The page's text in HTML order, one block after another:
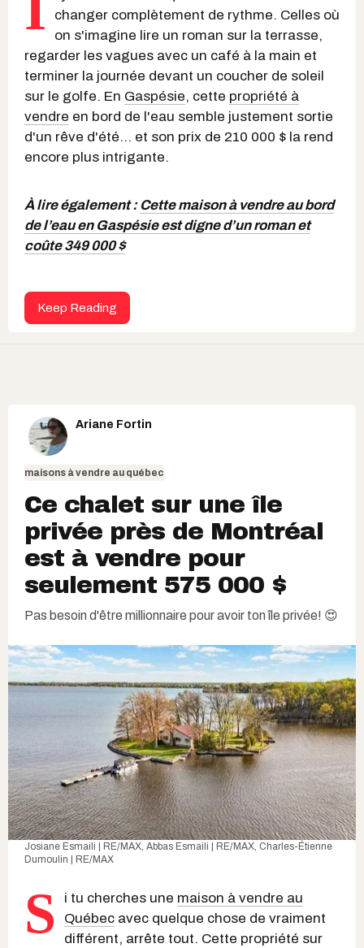
changer complètement de rythme. Celles où
on s'imagine lire un roman sur la terrasse,
regarder les vagues avec un café à la main et
terminer la journée devant un coucher de soleil
sur le golfe. En Gaspésie, cette propriété à
vendre en bord de l'eau semble justement sortie
d'un rêve d'été... et son prix de 210 000 $ la rend
encore plus intrigante.
À lire également : Cette maison à vendre au bord
de l’eau en Gaspésie est digne d’un roman et
coûte 349 000 $
Keep Reading
Ariane Fortin
maisons à vendre au québec
Ce chalet sur une île
privée près de Montréal
est à vendre pour
seulement 575 000 $
Pas besoin d'être millionnaire pour avoir ton île privée! 😍
Josiane Esmaili | RE/MAX, Abbas Esmaili | RE/MAX, Charles-Étienne
Dumoulin | RE/MAX
S i tu cherches une maison à vendre au
Québec avec quelque chose de vraiment
différent, arrête tout. Cette propriété sur